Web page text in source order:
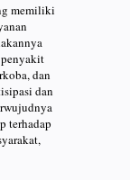
memiliki
penyakit
dan
dan
terhadap